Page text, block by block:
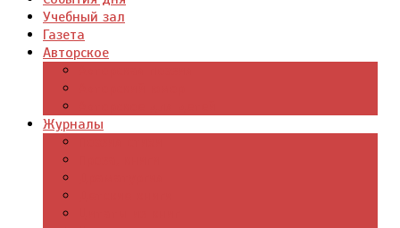
Учебный зал
Газета
Авторское
Журналы